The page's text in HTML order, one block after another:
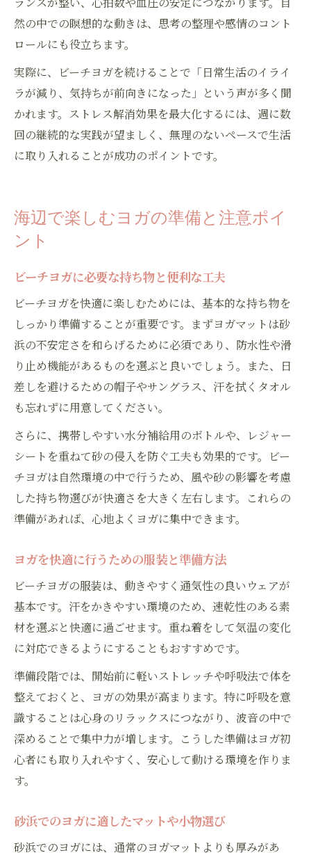
然の中での瞑想的な動きは、思考の整理や感情のコント
ロールにも役立ちます。
実際に、ビーチヨガを続けることで「日常生活のイライ
ラが減り、気持ちが前向きになった」という声が多く聞
かれます。ストレス解消効果を最大化するには、週に数
回の継続的な実践が望ましく、無理のないペースで生活
に取り入れることが成功のポイントです。
海辺で楽しむヨガの準備と注意ポイ
ント
ビーチヨガに必要な持ち物と便利な工夫
ビーチヨガを快適に楽しむためには、基本的な持ち物を
しっかり準備することが重要です。まずヨガマットは砂
浜の不安定さを和らげるために必須であり、防水性や滑
り止め機能があるものを選ぶと良いでしょう。また、日
差しを避けるための帽子やサングラス、汗を拭くタオル
も忘れずに用意してください。
さらに、携帯しやすい水分補給用のボトルや、レジャー
シートを重ねて砂の侵入を防ぐ工夫も効果的です。ビー
チヨガは自然環境の中で行うため、風や砂の影響を考慮
した持ち物選びが快適さを大きく左右します。これらの
準備があれば、心地よくヨガに集中できます。
ヨガを快適に行うための服装と準備方法
ビーチヨガの服装は、動きやすく通気性の良いウェアが
基本です。汗をかきやすい環境のため、速乾性のある素
材を選ぶと快適に過ごせます。重ね着をして気温の変化
に対応できるようにすることもおすすめです。
準備段階では、開始前に軽いストレッチや呼吸法で体を
整えておくと、ヨガの効果が高まります。特に呼吸を意
識することは心身のリラックスにつながり、波音の中で
深めることで集中力が増します。こうした準備はヨガ初
心者にも取り入れやすく、安心して動ける環境を作りま
す。
砂浜でのヨガに適したマットや小物選び
砂浜でのヨガには、通常のヨガマットよりも厚みがあ